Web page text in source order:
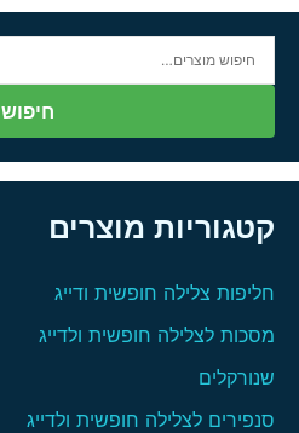
חיפוש
עבור:
חיפוש
קטגוריות מוצרים
חליפות צלילה חופשית ודייג
מסכות לצלילה חופשית ולדייג
שנורקלים
סנפירים לצלילה חופשית ולדייג